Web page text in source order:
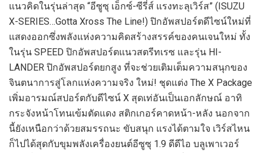
แนวคิดในรุ่นล่าสุด “อีซูซุ เอ็กซ์-ซีรี่ส์ แรงทะลุเวิร์ส” (ISUZU
X-SERIES…Gotta Xross The Line!) ปิกอัพสปอร์ตดีไซน์ใหม่ที่
แสดงออกซึ่งพลังแห่งความคิดสร้างสรรค์ของคนเจนใหม่ ทั้ง
ในรุ่น SPEED ปิกอัพสปอร์ตแนวสตรีทเรซ และรุ่น HI-
LANDER ปิกอัพสปอร์ตยกสูง ที่จะช่วยเติมเต็มความสนุกของ
จินตนาการสู่โลกแห่งความจริง ใหม่! ชุดแต่ง The X Package
เพิ่มอารมณ์สปอร์ตกับดีไซน์ X สุดเท่อันเป็นเอกลักษณ์ อาทิ
กระจังหน้าโทนเข้มตัดแดง สติกเกอร์คาดหน้า-หลัง นอกจาก
นี้ยังเหนือกว่าด้วยสมรรถนะ ขับสนุก แรงได้ตามใจ เวิร์สไหน
ก็ไปได้สุดกับขุมพลังเครื่องยนต์อีซูซุ 1.9 ดีดีไอ บลูเพาเวอร์